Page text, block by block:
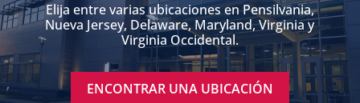
Elija entre varias ubicaciones en Pensilvania,
Nueva Jersey, Delaware, Maryland, Virginia y
Virginia Occidental.
ENCONTRAR UNA UBICACIÓN